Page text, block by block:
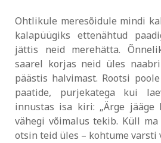
Ohtlikule meresõidule mindi
kalapüügiks ettenähtud
jättis neid merehätta.
saarel korjas neid üles
päästis halvimast. Rootsi
paatide, purjekatega kui
innustas isa kiri: „Ärge jääge
vähegi võimalus tekib. Küll
otsin teid üles – kohtume varsti